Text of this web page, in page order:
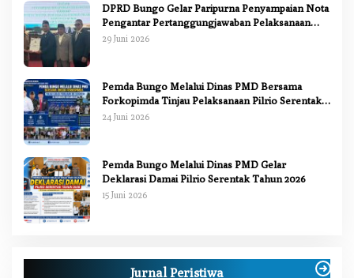
DPRD Bungo Gelar Paripurna Penyampaian Nota
Pengantar Pertanggungjawaban Pelaksanaan
APBD 2025
29 Juni 2026
Pemda Bungo Melalui Dinas PMD Bersama
Forkopimda Tinjau Pelaksanaan Pilrio Serentak
2026
24 Juni 2026
Pemda Bungo Melalui Dinas PMD Gelar
Deklarasi Damai Pilrio Serentak Tahun 2026
15 Juni 2026
Jurnal Peristiwa